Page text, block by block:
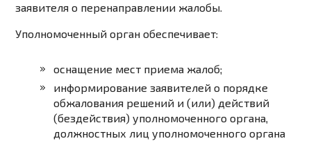
заявителя о перенаправлении жалобы.
Уполномоченный орган обеспечивает:
оснащение мест приема жалоб;
информирование заявителей о порядке
обжалования решений и (или) действий
(бездействия) уполномоченного органа,
должностных лиц уполномоченного органа